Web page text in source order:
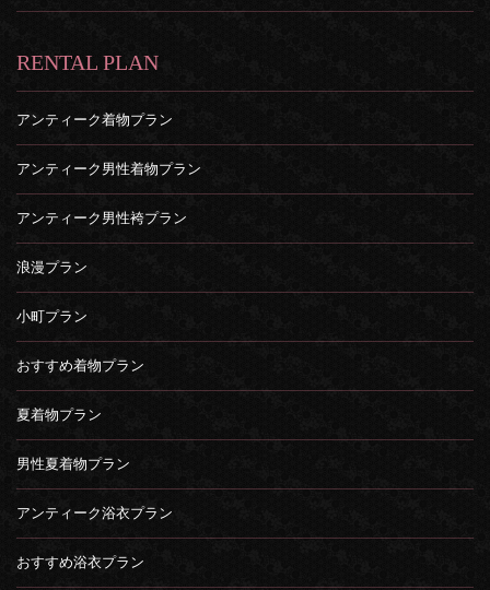
RENTAL PLAN
アンティーク着物プラン
アンティーク男性着物プラン
アンティーク男性袴プラン
浪漫プラン
小町プラン
おすすめ着物プラン
夏着物プラン
男性夏着物プラン
アンティーク浴衣プラン
おすすめ浴衣プラン